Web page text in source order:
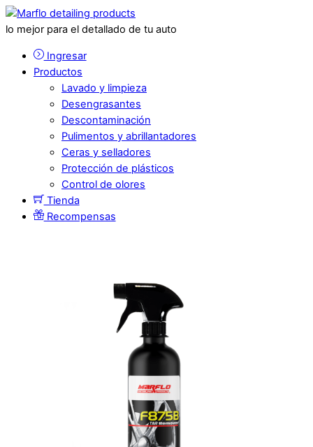
lo mejor para el detallado de tu auto
Ingresar
Productos
Lavado y limpieza
Desengrasantes
Descontaminación
Pulimentos y abrillantadores
Ceras y selladores
Protección de plásticos
Control de olores
Tienda
Recompensas